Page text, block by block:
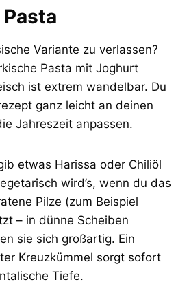
Variante zu verlassen?
Pasta mit Joghurt
ist extrem wandelbar. Du
ganz leicht an deinen
Jahreszeit anpassen.
etwas Harissa oder Chiliöl
wird’s, wenn du das
Pilze (zum Beispiel
­– in dünne Scheiben
sie sich großartig. Ein
Kreuzkümmel sorgt sofort
Tiefe.